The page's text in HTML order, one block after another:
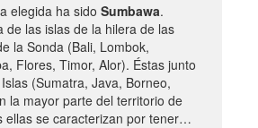
elegida ha sido Sumbawa.
de las islas de la hilera de las
la Sonda (Bali, Lombok,
Flores, Timor, Alor). Éstas junto
(Sumatra, Java, Borneo,
la mayor parte del territorio de
ellas se caracterizan por tener…